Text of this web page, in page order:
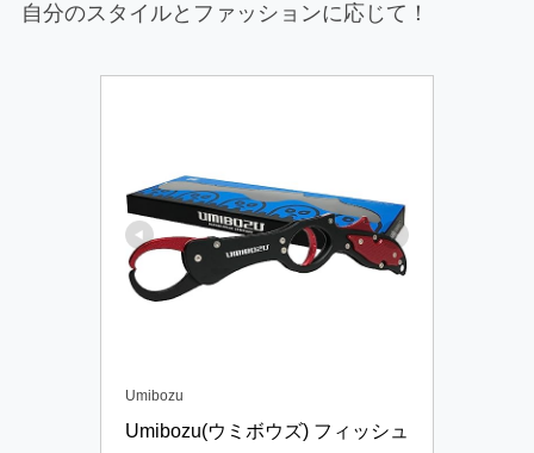
自分のスタイルとファッションに応じて！
Umibozu
Umibozu(ウミボウズ) フィッシュ